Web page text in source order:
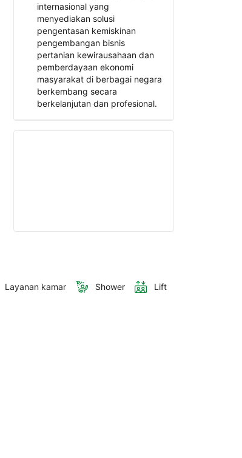
internasional yang
menyediakan solusi
pengentasan kemiskinan
pengembangan bisnis
pertanian kewirausahaan dan
pemberdayaan ekonomi
masyarakat di berbagai negara
berkembang secara
berkelanjutan dan profesional.
Layanan kamar Shower Lift